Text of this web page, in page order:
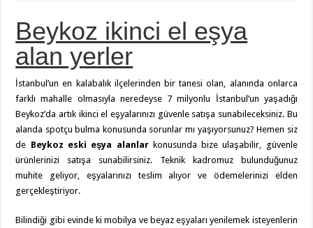
Beykoz ikinci el eşya
alan yerler
İstanbul’un en kalabalık ilçelerinden bir tanesi olan, alanında onlarca
farklı mahalle olmasıyla neredeyse 7 milyonlu İstanbul’un yaşadığı
Beykoz’da artık ikinci el eşyalarınızı güvenle satışa sunabileceksiniz. Bu
alanda spotçu bulma konusunda sorunlar mı yaşıyorsunuz? Hemen siz
de Beykoz eski eşya alanlarkonusunda bize ulaşabilir, güvenle
ürünlerinizi satışa sunabilirsiniz. Teknik kadromuz bulunduğunuz
muhite geliyor, eşyalarınızı teslim alıyor ve ödemelerinizi elden
gerçekleştiriyor.
Bilindiği gibi evinde ki mobilya ve beyaz eşyaları yenilemek isteyenlerin